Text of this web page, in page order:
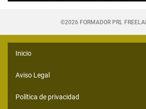
©2026 FORMADOR PRL
Inicio
Aviso Legal
Política de privacidad